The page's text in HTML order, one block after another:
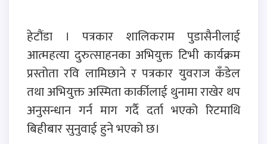
हेटौंडा । पत्रकार शालिकराम पुडासैनीलाई
आत्महत्या दुरुत्साहनका अभियुक्त टिभी कार्यक्रम
प्रस्तोता रवि लामिछाने र पत्रकार युवराज कँडेल
तथा अभियुक्त अस्मिता कार्कीलाई थुनामा राखेर थप
अनुसन्धान गर्न माग गर्दै दर्ता भएको रिटमाथि
बिहीबार सुनुवाई हुने भएको छ।